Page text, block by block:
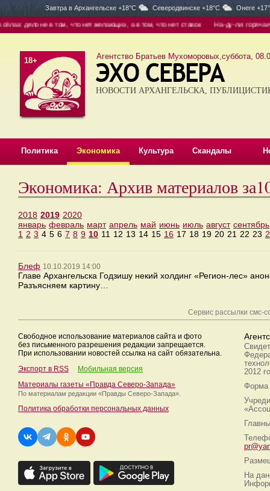
Завтра в Архангельске +18°C Северодвинске +18°C Онеге
дело не в том, что нет желающих, а в том, что нет ставок На-ду-ли: горячая
18+ Агентство Братьев Мухоморовых,суббота,
НОВОСТИ АРХАНГЕЛЬСКА,
Политика Экономика Культура Скандалы
Экономика: Архив материалов
2018 2019 2020
январь февраль март апрель май июнь июль август сентябрь
1 2 3 4 5 6 7 8 9 10 11 12 13 14 15 16 17 18 19 20 21 22 23
Блеф 10.10.2019 14:00
Главе Архангельска Годзишу некий холдинг «Регион-лес»
Разъясняем картину…
Сервис рассылки смс-
Свободное использование материалов сайта и фото
без письменного разрешения редакции запрещается.
При использовании новостей ссылка на сайт обязательна.
Экспорт в RSS
Мобильная версия
Материалы газеты «Правда Северо-Запада»
По материалам редакции «Правды Северо-Запада».
Политика обработки персональных данных
2012
Форма
На